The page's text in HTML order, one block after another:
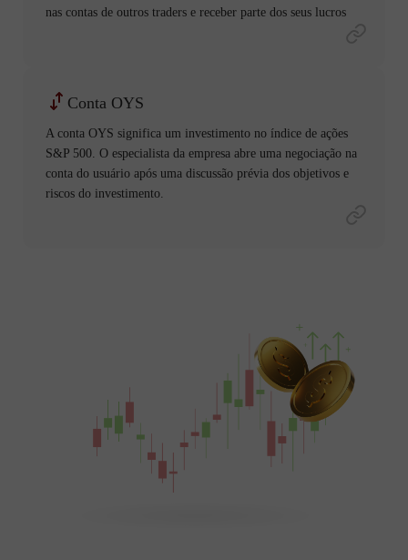
nas contas de outros traders e receber parte dos seus lucros
Conta OYS
A conta OYS significa um investimento no índice de ações
S&P 500. O especialista da empresa abre uma negociação na
conta do usuário após uma discussão prévia dos objetivos e
riscos do investimento.